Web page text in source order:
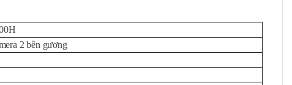
2 bên gương